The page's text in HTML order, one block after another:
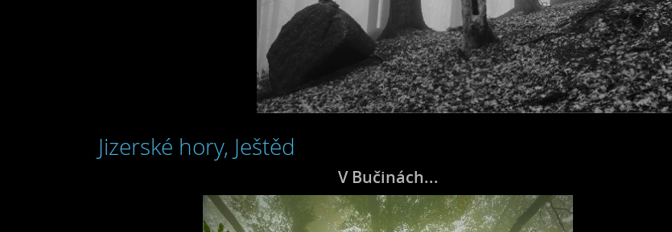
Jizerské hory, Ještěd
V Bučinách...